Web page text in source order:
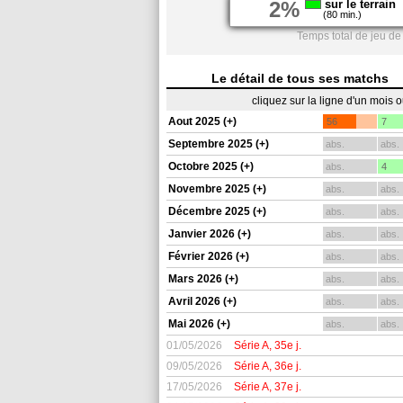
2% sur le terrain
(80 min.)
Temps total de jeu
Le détail de tous ses matchs
cliquez sur la ligne d'un mois
Aout 2025 (+)
56 7
Septembre 2025 (+) abs. abs.
Octobre 2025 (+) abs. 4
Novembre 2025 (+) abs. abs.
Décembre 2025 (+) abs. abs.
Janvier 2026 (+) abs. abs.
Février 2026 (+) abs. abs.
Mars 2026 (+) abs. abs.
Avril 2026 (+) abs. abs.
Mai 2026 (+) abs. abs.
01/05/2026 Série A, 35e j.
09/05/2026
Série A, 36e j.
17/05/2026
Série A, 37e j.